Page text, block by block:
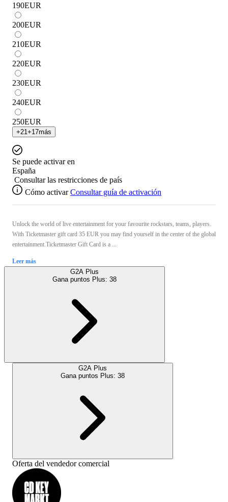
190EUR
200EUR
210EUR
220EUR
230EUR
240EUR
250EUR
+21 +17más
Se puede activar en
España
Consultar las restricciones de país
Cómo activar Consultar guía de activación
Unlock the world of live entertainment for your favourite rockstars, teams, players.
With Ticketmaster gift card 35 EUR you may find yourself in the center of the global
entertainment.Ticketmaster Gift Card is a ...
Leer más
G2A Plus
Gana puntos Plus: 38
G2A Plus
Gana puntos Plus: 38
Oferta del vendedor comercial